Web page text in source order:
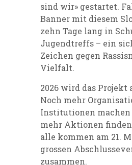
sind wir» gestartet.
Banner mit diesem
zehn Tage lang in
Jugendtreffs – ein
Zeichen gegen
Vielfalt.
2026 wird das Projekt
Noch mehr
Institutionen machen
mehr Aktionen
alle kommen am 21.
grossen
zusammen.